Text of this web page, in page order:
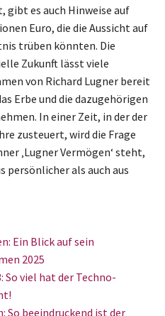
gibt es auch Hinweise auf
Euro, die die Aussicht auf
trüben könnten. Die
Zukunft lässt viele
von Richard Lugner bereit
Erbe und die dazugehörigen
In einer Zeit, in der der
zusteuert, wird die Frage
‚Lugner Vermögen‘ steht,
persönlicher als auch aus
Ein Blick auf sein
2025
So viel hat der Techno-
So beeindruckend ist der